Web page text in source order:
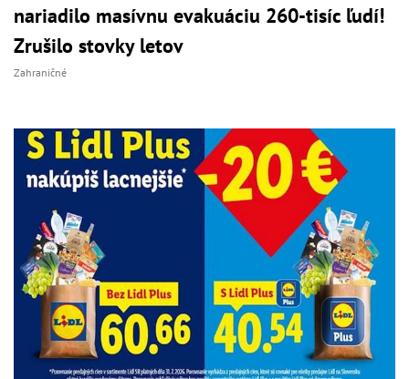
nariadilo masívnu evakuáciu 260-tisíc ľudí!
Zrušilo stovky letov
Zahraničné